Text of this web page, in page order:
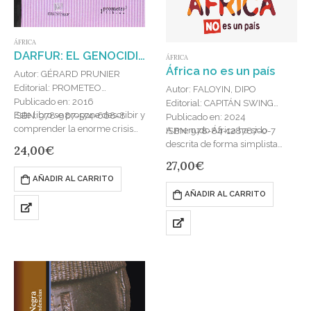
ÁFRICA
DARFUR: EL GENOCIDIO AMBIGUO
Autor: GÉRARD PRUNIER
Editorial: PROMETEO
Publicado en: 2016
ISBN: 978-987-574-668-8
Este libro se propone describir y
comprender la enorme crisis
humanitaria que envolvió a
Darfur desde febrero de 2003,
intentando…
24,00€
AÑADIR AL CARRITO
ÁFRICA
África no es un país
Autor: FALOYIN, DIPO
Editorial: CAPITÁN SWING
Publicado en: 2024
ISBN: 978-84-128787-0-7
A menudo África ha sido
descrita de forma simplista
hambrunas y safaris, pobreza y
luchas, despojada de todo…
27,00€
AÑADIR AL CARRITO